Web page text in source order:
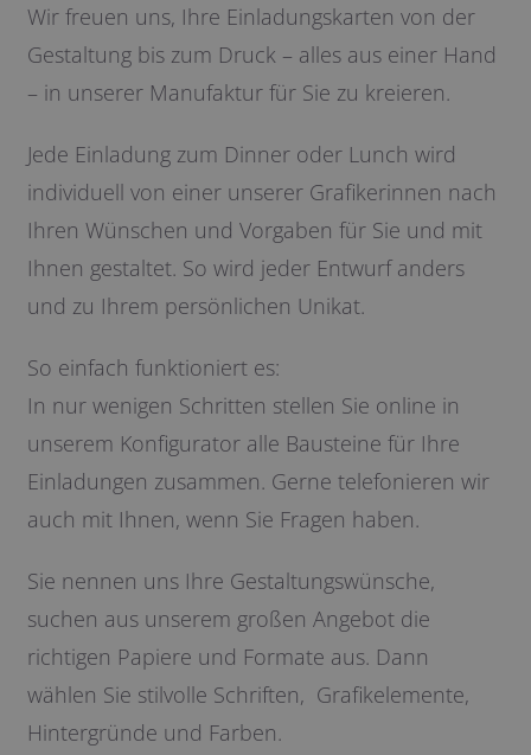
Wir freuen uns, Ihre Einladungskarten von der
Gestaltung bis zum Druck – alles aus einer Hand
– in unserer Manufaktur für Sie zu kreieren.
Jede Einladung zum Dinner oder Lunch wird
individuell von einer unserer Grafikerinnen nach
Ihren Wünschen und Vorgaben für Sie und mit
Ihnen gestaltet. So wird jeder Entwurf anders
und zu Ihrem persönlichen Unikat.
So einfach funktioniert es:
In nur wenigen Schritten stellen Sie online in
unserem Konfigurator alle Bausteine für Ihre
Einladungen zusammen. Gerne telefonieren wir
auch mit Ihnen, wenn Sie Fragen haben.
Sie nennen uns Ihre Gestaltungswünsche,
suchen aus unserem großen Angebot die
richtigen Papiere und Formate aus. Dann
wählen Sie stilvolle Schriften, Grafikelemente,
Hintergründe und Farben.